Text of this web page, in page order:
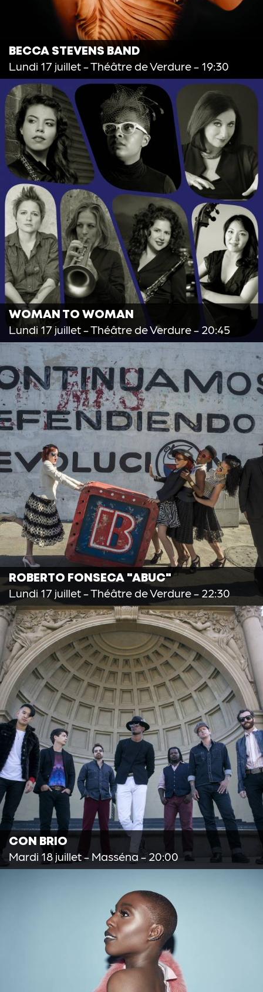
BECCA STEVENS BAND
Lundi 17 juillet- Théâtre de Verdure - 19:30
WOMAN TO WOMAN
Lundi 17 juillet- Théâtre de Verdure - 20:45
ROBERTO FONSECA "ABUC"
Lundi 17 juillet- Théâtre de Verdure - 22:30
CON BRIO
Mardi 18 juillet- Masséna - 20:00